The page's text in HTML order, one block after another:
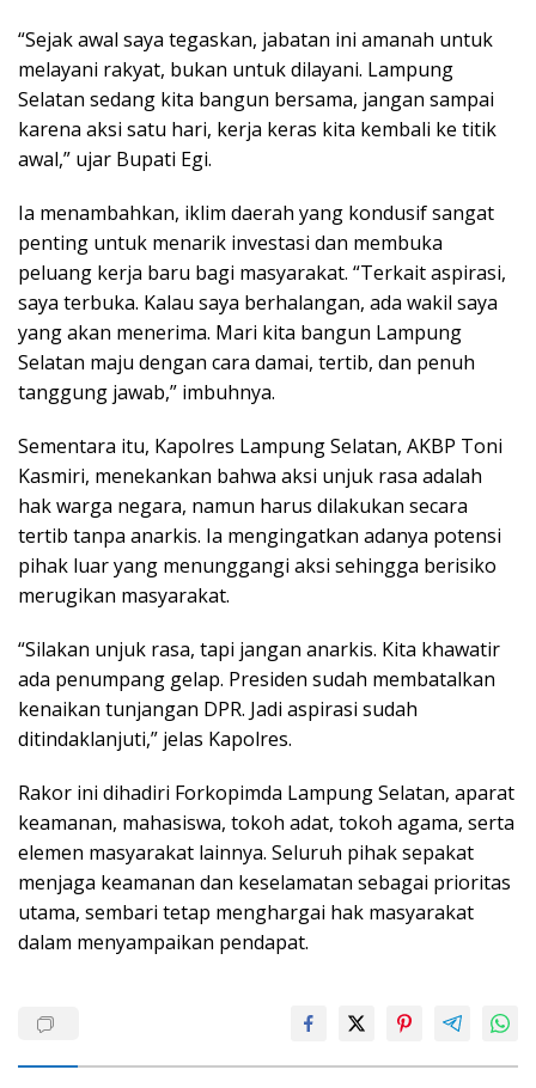
“Sejak awal saya tegaskan, jabatan ini amanah untuk
melayani rakyat, bukan untuk dilayani. Lampung
Selatan sedang kita bangun bersama, jangan sampai
karena aksi satu hari, kerja keras kita kembali ke titik
awal,” ujar Bupati Egi.
Ia menambahkan, iklim daerah yang kondusif sangat
penting untuk menarik investasi dan membuka
peluang kerja baru bagi masyarakat. “Terkait aspirasi,
saya terbuka. Kalau saya berhalangan, ada wakil saya
yang akan menerima. Mari kita bangun Lampung
Selatan maju dengan cara damai, tertib, dan penuh
tanggung jawab,” imbuhnya.
Sementara itu, Kapolres Lampung Selatan, AKBP Toni
Kasmiri, menekankan bahwa aksi unjuk rasa adalah
hak warga negara, namun harus dilakukan secara
tertib tanpa anarkis. Ia mengingatkan adanya potensi
pihak luar yang menunggangi aksi sehingga berisiko
merugikan masyarakat.
“Silakan unjuk rasa, tapi jangan anarkis. Kita khawatir
ada penumpang gelap. Presiden sudah membatalkan
kenaikan tunjangan DPR. Jadi aspirasi sudah
ditindaklanjuti,” jelas Kapolres.
Rakor ini dihadiri Forkopimda Lampung Selatan, aparat
keamanan, mahasiswa, tokoh adat, tokoh agama, serta
elemen masyarakat lainnya. Seluruh pihak sepakat
menjaga keamanan dan keselamatan sebagai prioritas
utama, sembari tetap menghargai hak masyarakat
dalam menyampaikan pendapat.